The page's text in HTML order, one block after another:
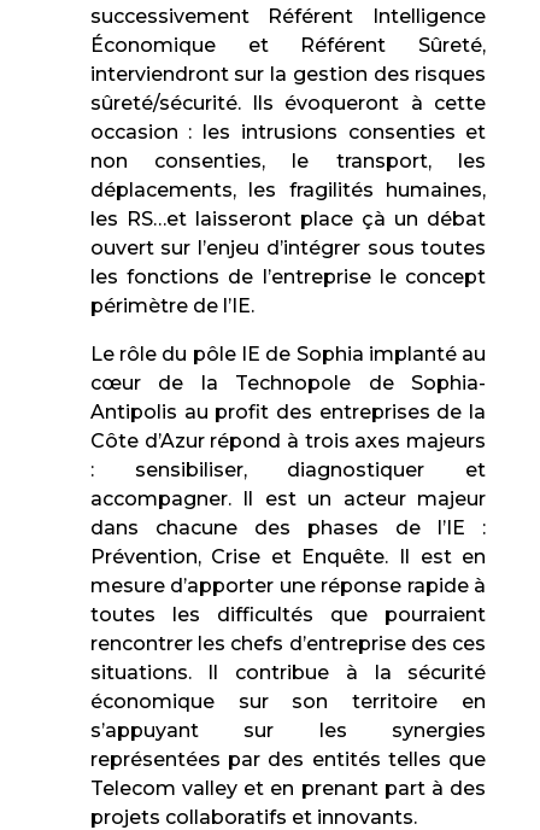
successivement Référent Intelligence
Économique et Référent Sûreté,
interviendront sur la gestion des risques
sûreté/sécurité. Ils évoqueront à cette
occasion : les intrusions consenties et
non consenties, le transport, les
déplacements, les fragilités humaines,
les RS…et laisseront place çà un débat
ouvert sur l’enjeu d’intégrer sous toutes
les fonctions de l’entreprise le concept
périmètre de l’IE.
Le rôle du pôle IE de Sophia implanté au
cœur de la Technopole de Sophia-
Antipolis au profit des entreprises de la
Côte d’Azur répond à trois axes majeurs
: sensibiliser, diagnostiquer et
accompagner. Il est un acteur majeur
dans chacune des phases de l’IE :
Prévention, Crise et Enquête. Il est en
mesure d’apporter une réponse rapide à
toutes les difficultés que pourraient
rencontrer les chefs d’entreprise des ces
situations. Il contribue à la sécurité
économique sur son territoire en
s’appuyant sur les synergies
représentées par des entités telles que
Telecom valley et en prenant part à des
projets collaboratifs et innovants.